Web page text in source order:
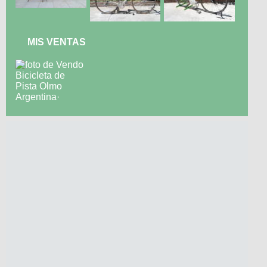
MIS VENTAS